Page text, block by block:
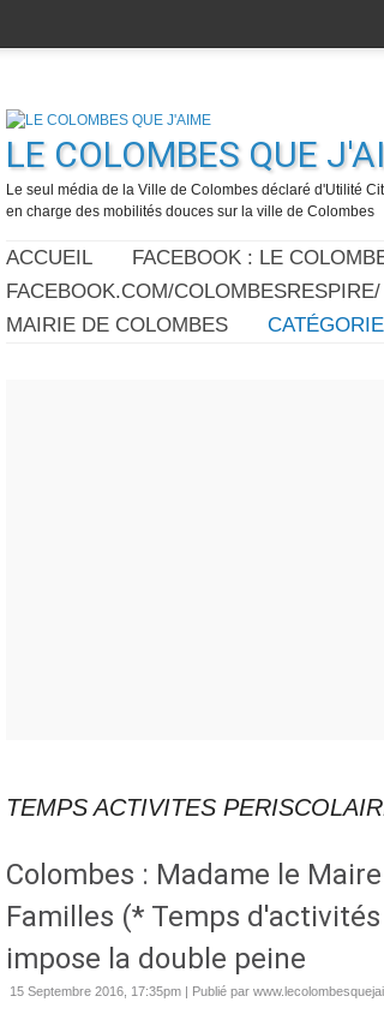
LE COLOMBES QUE
Le seul média de la Ville de Colombes déclaré d'Utilité
en charge des mobilités douces sur la ville de Colombes
ACCUEIL FACEBOOK : LE
FACEBOOK.COM/COLOMBESRESPIRE/
MAIRIE DE COLOMBES
TEMPS ACTIVITES
Colombes : Madame le
Familles (* Temps
impose la double peine
15 Septembre 2016, 17:35pm | Publié par